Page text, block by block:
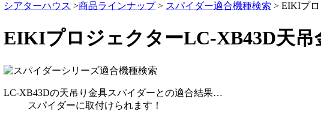
シアターハウス >商品ラインナップ> スパイダー適合機種検索 > EIKIプ
EIKIプロジェクターLC-XB43D天吊
LC-XB43Dの天吊り金具スパイダーとの適合結果…
スパイダーに取付けられます！